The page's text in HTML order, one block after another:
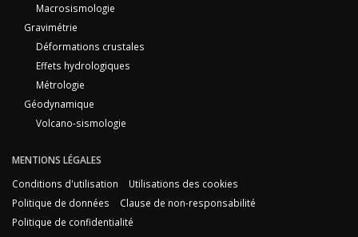
Macrosismologie
Gravimétrie
Déformations crustales
Effets hydrologiques
Métrologie
Géodynamique
Volcano-sismologie
MENTIONS LÉGALES
Conditions d'utilisation
Utilisations des cookies
Politique de données
Clause de non-responsabilité
Politique de confidentialité